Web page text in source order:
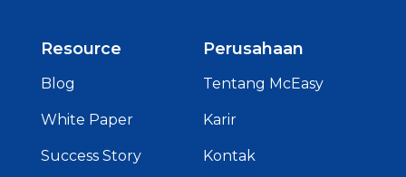
Resource
Blog
White Paper
Success Story
Perusahaan
Tentang McEasy
Karir
Kontak